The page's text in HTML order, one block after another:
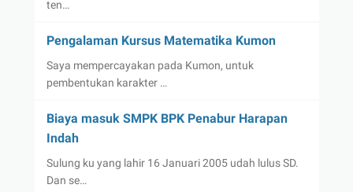
ten…
Pengalaman Kursus Matematika Kumon
Saya mempercayakan pada Kumon, untuk
pembentukan karakter …
Biaya masuk SMPK BPK Penabur Harapan
Indah
Sulung ku yang lahir 16 Januari 2005 udah lulus SD.
Dan se…